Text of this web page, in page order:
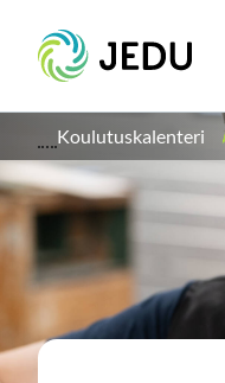
sisältöön
Etusivu
Koulutuskalenteri